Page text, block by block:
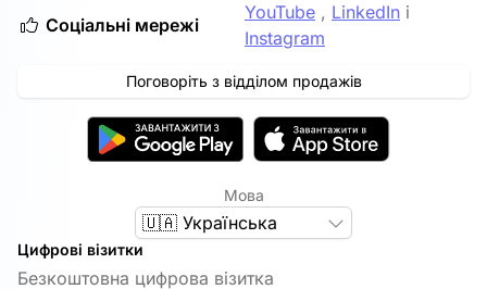
Соціальні мережі
YouTube , LinkedIn і
Instagram
Поговоріть з відділом продажів
Мова
🇺🇦 Українська
Цифрові візитки
Безкоштовна цифрова візитка